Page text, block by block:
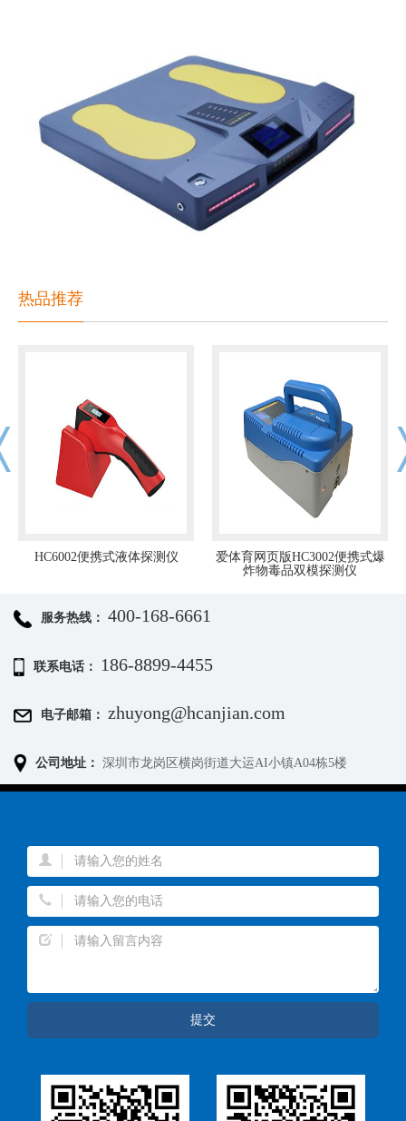
热品推荐
HC6002便携式液体探测仪
爱体育网页版HC3002便携式爆
炸物毒品双模探测仪
服务热线： 400-168-6661
联系电话： 186-8899-4455
电子邮箱： zhuyong@hcanjian.com
公司地址： 深圳市龙岗区横岗街道大运AI小镇A04栋5楼
提交